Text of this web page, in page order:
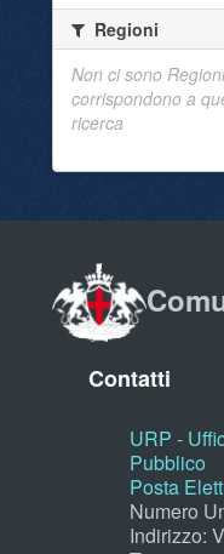
Regioni
Non ci sono
corrispondono a
ricerca
Contatti
URP -
Pubblico
Posta
Numero
Indirizzo: